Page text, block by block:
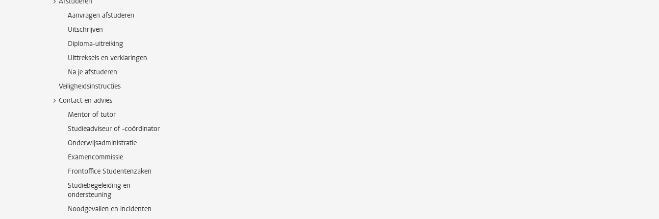
Aanvragen afstuderen
Uitschrijven
Diploma-uitreiking
Uittreksels en verklaringen
Na je afstuderen
Veiligheidsinstructies
Contact en advies
Mentor of tutor
Studieadviseur of -coördinator
Onderwijsadministratie
Examencommissie
Frontoffice Studentenzaken
Studiebegeleiding en -
ondersteuning
Noodgevallen en incidenten